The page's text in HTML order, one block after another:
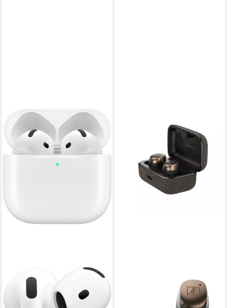
Momentum True Wireless 4
wireless Kopfhörer (Adaptive